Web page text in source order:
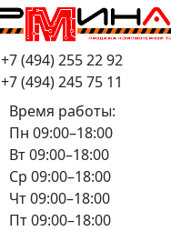
+7 (494) 255 22 92
+7 (494) 245 75 11
Время работы:
Пн 09:00–18:00
Вт 09:00–18:00
Ср 09:00–18:00
Чт 09:00–18:00
Пт 09:00–18:00